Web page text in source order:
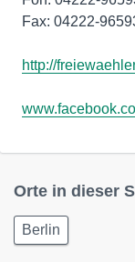
Fax: 04222-
http://
Orte in dieser
Berlin